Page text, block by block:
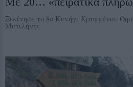
Ξεκίνησε το 8ο Κυνήγι Κρυμμένου
Μυτιλήνης